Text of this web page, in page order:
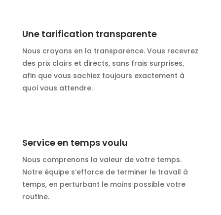
Une tarification transparente
Nous croyons en la transparence. Vous recevrez
des prix clairs et directs, sans frais surprises,
afin que vous sachiez toujours exactement à
quoi vous attendre.
Service en temps voulu
Nous comprenons la valeur de votre temps.
Notre équipe s’efforce de terminer le travail à
temps, en perturbant le moins possible votre
routine.